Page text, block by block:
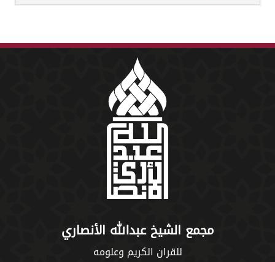
مجمع الشيخ عبدالله الأنصاري
للقران الكريم وعلومه